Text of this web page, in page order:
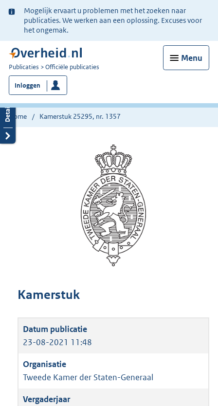
Ter
informatie:
Mogelijk ervaart u problemen met het zoeken naar
publicaties. We werken aan een oplossing. Excuses voor
het ongemak.
Menu
U
bent
nu
hier:
Publicaties Officiële publicaties
Inloggen
Home Kamerstuk 25295, nr. 1357
Kamerstuk
23-08-2021 11:48
Tweede Kamer der Staten-Generaal